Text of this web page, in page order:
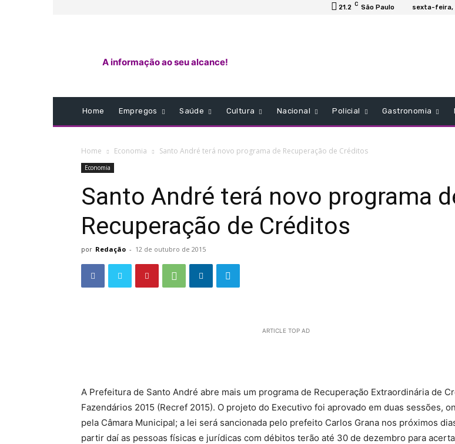
21.2 C São Paulo sexta-feira,
A informação ao seu alcance!
Home Empregos Saúde Cultura Nacional Policial Gastronomia
Home Economia Santo André terá novo programa de Recuperação de Créditos
Economia
Santo André terá novo programa
Recuperação de Créditos
por Redação - 12 de outubro de 2015
ARTICLE TOP AD
A Prefeitura de Santo André abre mais um programa de Recuperação Extraordinária de
Fazendários 2015 (Recref 2015). O projeto do Executivo foi aprovado em duas sessões,
pela Câmara Municipal; a lei será sancionada pelo prefeito Carlos Grana nos próximos
partir daí as pessoas físicas e jurídicas com débitos terão até 30 de dezembro para